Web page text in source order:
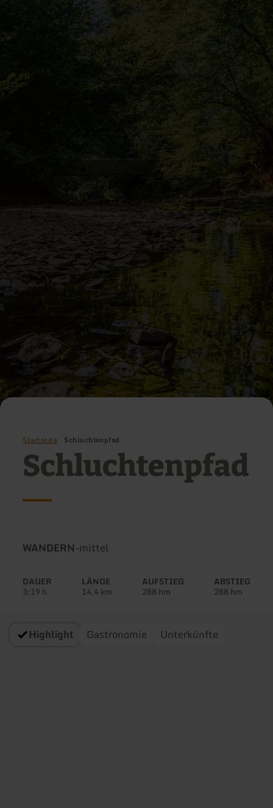
Startseite Schluchtenpfad
Schluchtenpfad
Art
Tour:
WANDERN-Schwierigkeit:
mittel
DAUER
3:19 h
LÄNGE
14,4 km
AUFSTIEG
288 hm
ABSTIEG
288 hm
Highlight Gastronomie Unterkünfte